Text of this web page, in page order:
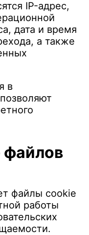
IP-адрес,
дата и время
а также
в
файлов
файлы cookie
работы